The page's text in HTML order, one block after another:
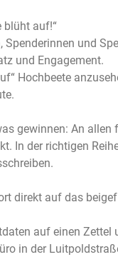
blüht auf!“
und
und Engagement.
Hochbeete
gewinnen: An allen
In der richtigen
direkt auf das
auf einen Zettel
in der